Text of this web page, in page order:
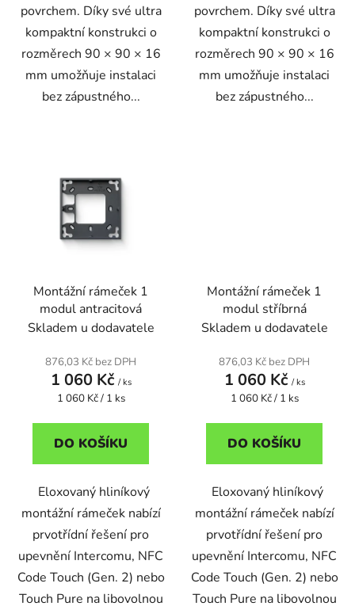
povrchem. Díky své ultra
kompaktní konstrukci o
rozměrech 90 × 90 × 16
mm umožňuje instalaci
bez zápustného...
povrchem. Díky své ultra
kompaktní konstrukci o
rozměrech 90 × 90 × 16
mm umožňuje instalaci
bez zápustného...
Montážní rámeček 1
modul antracitová
Skladem u dodavatele
876,03 Kč bez DPH
1 060 Kč / ks
Měrná
1 060 Kč / 1 ks
DO KOŠÍKU
Eloxovaný hliníkový
montážní rámeček nabízí
prvotřídní řešení pro
upevnění Intercomu, NFC
Code Touch (Gen. 2) nebo
Touch Pure na libovolnou
Montážní rámeček 1
modul stříbrná
Skladem u dodavatele
876,03 Kč bez DPH
1 060 Kč / ks
Měrná
1 060 Kč / 1 ks
DO KOŠÍKU
Eloxovaný hliníkový
montážní rámeček nabízí
prvotřídní řešení pro
upevnění Intercomu, NFC
Code Touch (Gen. 2) nebo
Touch Pure na libovolnou